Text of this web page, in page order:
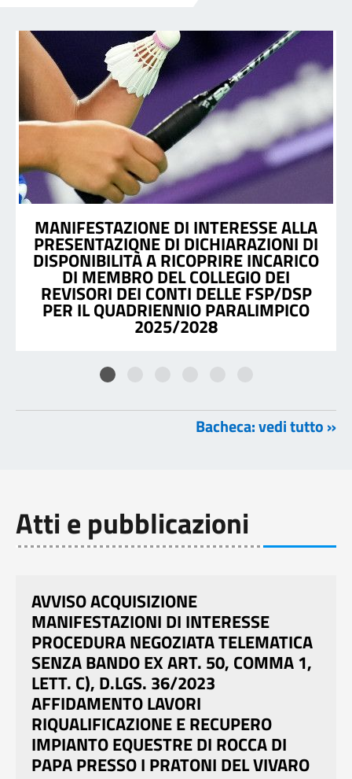
MANIFESTAZIONE DI INTERESSE ALLA
PRESENTAZIONE DI DICHIARAZIONI DI
DISPONIBILITÀ A RICOPRIRE INCARICO
DI MEMBRO DEL COLLEGIO DEI
REVISORI DEI CONTI DELLE FSP/DSP
PER IL QUADRIENNIO PARALIMPICO
2025/2028
Bacheca: vedi tutto »
Atti e pubblicazioni
AVVISO ACQUISIZIONE
MANIFESTAZIONI DI INTERESSE
PROCEDURA NEGOZIATA TELEMATICA
SENZA BANDO EX ART. 50, COMMA 1,
LETT. C), D.LGS. 36/2023
AFFIDAMENTO LAVORI
RIQUALIFICAZIONE E RECUPERO
IMPIANTO EQUESTRE DI ROCCA DI
PAPA PRESSO I PRATONI DEL VIVARO